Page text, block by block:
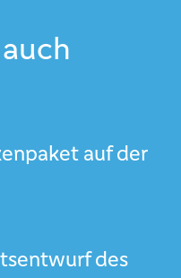
auf der
des